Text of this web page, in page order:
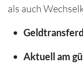
als auch
Aktuell am